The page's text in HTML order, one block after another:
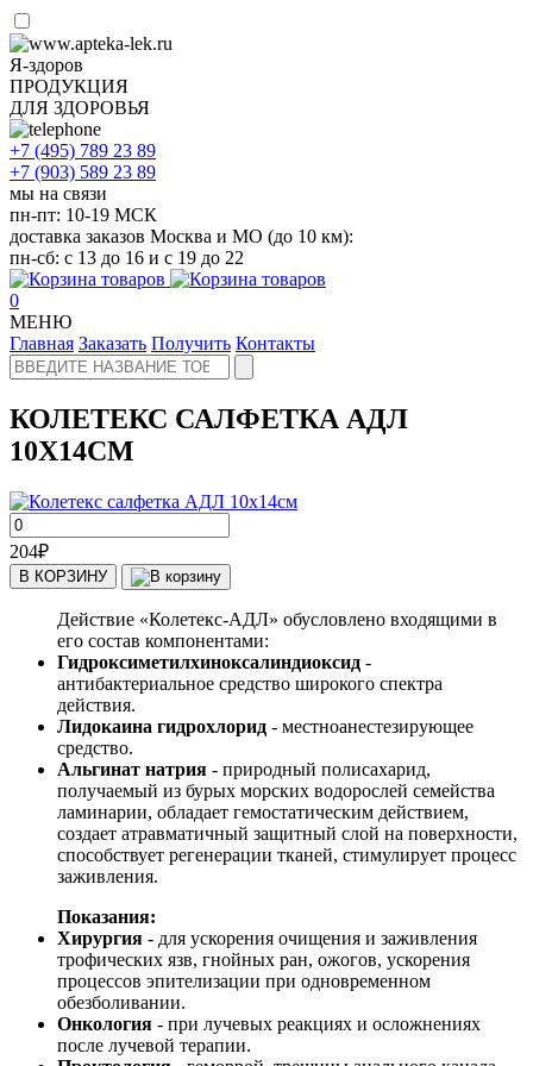
Я-здоров
ПРОДУКЦИЯ
ДЛЯ ЗДОРОВЬЯ
+7 (495) 789 23 89
+7 (903) 589 23 89
мы на связи
пн-пт: 10-19 МСК
доставка заказов Москва и МО (до 10 км):
пн-сб: с 13 до 16 и с 19 до 22
0
МЕНЮ
Главная Заказать Получить Контакты
КОЛЕТЕКС САЛФЕТКА АДЛ
10Х14СМ
204₽
В КОРЗИНУ
Действие «Колетекс-АДЛ» обусловлено входящими в
его состав компонентами:
Гидроксиметилхиноксалиндиоксид -
антибактериальное средство широкого спектра
действия.
Лидокаина гидрохлорид - местноанестезирующее
средство.
Альгинат натрия - природный полисахарид,
получаемый из бурых морских водорослей семейства
ламинарии, обладает гемостатическим действием,
создает атравматичный защитный слой на поверхности,
способствует регенерации тканей, стимулирует процесс
заживления.
Показания:
Хирургия - для ускорения очищения и заживления
трофических язв, гнойных ран, ожогов, ускорения
процессов эпителизации при одновременном
обезболивании.
Онкология - при лучевых реакциях и осложнениях
после лучевой терапии.